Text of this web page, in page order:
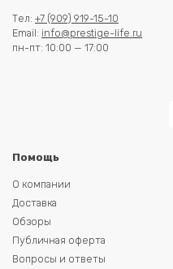
Тел: +7 (909) 919-15-10
Email: info@prestige-life.ru
пн-пт: 10:00 — 17:00
Помощь
О компании
Доставка
Обзоры
Публичная оферта
Вопросы и ответы